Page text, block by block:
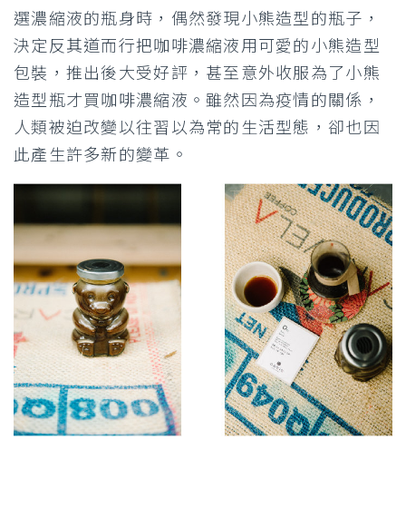
選濃縮液的瓶身時，偶然發現小熊造型的瓶子，
決定反其道而行把咖啡濃縮液用可愛的小熊造型
包裝，推出後大受好評，甚至意外收服為了小熊
造型瓶才買咖啡濃縮液。雖然因為疫情的關係，
人類被迫改變以往習以為常的生活型態，卻也因
此產生許多新的變革。